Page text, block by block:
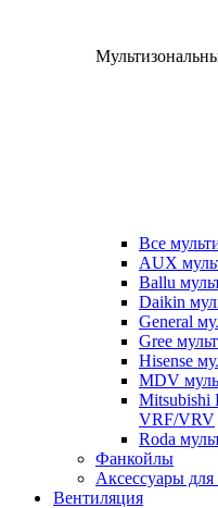
Все
AUX
Ballu
Daikin
General
Gree
Hisense
MDV
Mitsubishi
VRF/VRV
Roda
Фанкойлы
Аксессуары
Вентиляция